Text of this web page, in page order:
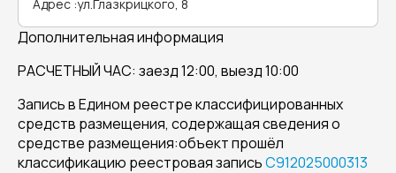
Адрес :ул.Глазкрицкого, 8
Дополнительная информация
РАСЧЕТНЫЙ ЧАС: заезд 12:00, выезд 10:00
Запись в Едином реестре классифицированных
средств размещения, содержащая сведения о
средстве размещения:объект прошёл
классификацию реестровая записьС912025000313